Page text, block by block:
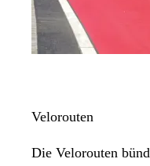
Velorouten
Die Velorouten